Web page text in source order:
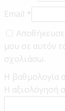
Email *
μου σε αυτόν
σχολιάσω.
Η βαθμολογία
Η αξιολόγησή